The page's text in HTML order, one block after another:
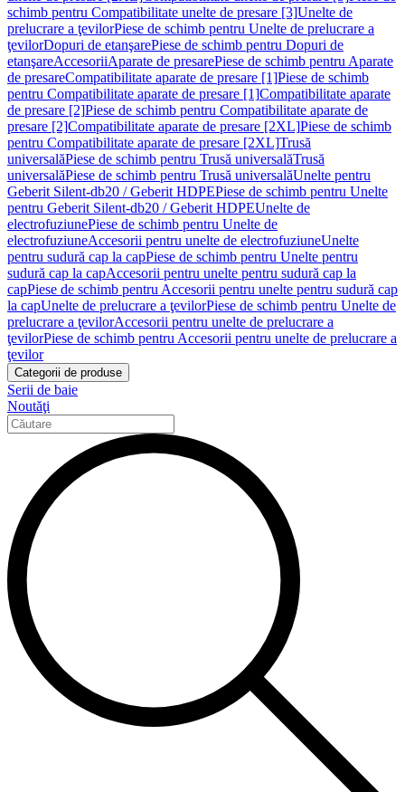
schimb pentru Compatibilitate unelte de presare [3]Unelte de
prelucrare a ţevilorPiese de schimb pentru Unelte de prelucrare a
ţevilorDopuri de etanşarePiese de schimb pentru Dopuri de
etanşareAccesoriiAparate de presarePiese de schimb pentru Aparate
de presareCompatibilitate aparate de presare [1]Piese de schimb
pentru Compatibilitate aparate de presare [1]Compatibilitate aparate
de presare [2]Piese de schimb pentru Compatibilitate aparate de
presare [2]Compatibilitate aparate de presare [2XL]Piese de schimb
pentru Compatibilitate aparate de presare [2XL]Trusă
universalăPiese de schimb pentru Trusă universalăTrusă
universalăPiese de schimb pentru Trusă universalăUnelte pentru
Geberit Silent-db20 / Geberit HDPEPiese de schimb pentru Unelte
pentru Geberit Silent-db20 / Geberit HDPEUnelte de
electrofuziunePiese de schimb pentru Unelte de
electrofuziuneAccesorii pentru unelte de electrofuziuneUnelte
pentru sudură cap la capPiese de schimb pentru Unelte pentru
sudură cap la capAccesorii pentru unelte pentru sudură cap la
capPiese de schimb pentru Accesorii pentru unelte pentru sudură cap
la capUnelte de prelucrare a ţevilorPiese de schimb pentru Unelte de
prelucrare a ţevilorAccesorii pentru unelte de prelucrare a
ţevilorPiese de schimb pentru Accesorii pentru unelte de prelucrare a
ţevilor
Categorii de produse
Serii de baie
Noutăţi